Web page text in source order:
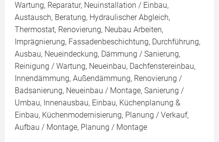
Wartung, Reparatur, Neuinstallation / Einbau,
Austausch, Beratung, Hydraulischer Abgleich,
Thermostat, Renovierung, Neubau Arbeiten,
Imprägnierung, Fassadenbeschichtung, Durchführung,
Ausbau, Neueindeckung, Dämmung / Sanierung,
Reinigung / Wartung, Neueinbau, Dachfenstereinbau,
Innendämmung, Außendämmung, Renovierung /
Badsanierung, Neueinbau / Montage, Sanierung /
Umbau, Innenausbau, Einbau, Küchenplanung &
Einbau, Küchenmodernisierung, Planung / Verkauf,
Aufbau / Montage, Planung / Montage